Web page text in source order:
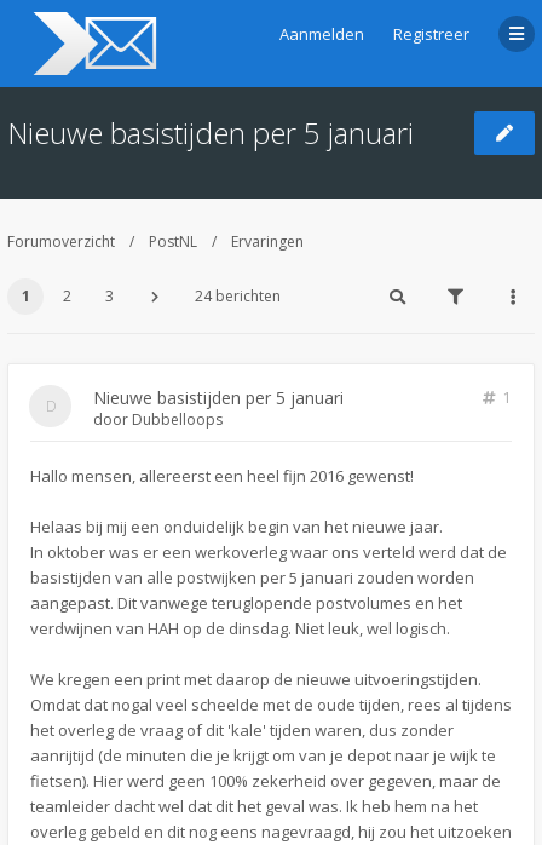
Aanmelden Registreer
Nieuwe basistijden per 5 januari
Forumoverzicht PostNL Ervaringen
1 2 3 24 berichten
Nieuwe basistijden per 5 januari
1
door Dubbelloops
Hallo mensen, allereerst een heel fijn 2016 gewenst!
Helaas bij mij een onduidelijk begin van het nieuwe jaar.
In oktober was er een werkoverleg waar ons verteld werd dat de
basistijden van alle postwijken per 5 januari zouden worden
aangepast. Dit vanwege teruglopende postvolumes en het
verdwijnen van HAH op de dinsdag. Niet leuk, wel logisch.
We kregen een print met daarop de nieuwe uitvoeringstijden.
Omdat dat nogal veel scheelde met de oude tijden, rees al tijdens
het overleg de vraag of dit 'kale' tijden waren, dus zonder
aanrijtijd (de minuten die je krijgt om van je depot naar je wijk te
fietsen). Hier werd geen 100% zekerheid over gegeven, maar de
teamleider dacht wel dat dit het geval was. Ik heb hem na het
overleg gebeld en dit nog eens nagevraagd, hij zou het uitzoeken